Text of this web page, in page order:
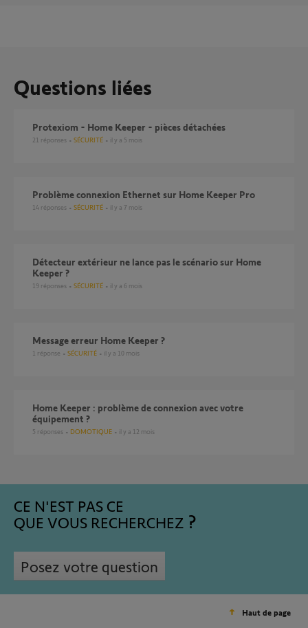
Questions liées
Protexiom - Home Keeper - pièces détachées
21 réponses SÉCURITÉ il y a 5 mois
Problème connexion Ethernet sur Home Keeper Pro
14 réponses SÉCURITÉ il y a 7 mois
Détecteur extérieur ne lance pas le scénario sur Home
Keeper ?
19 réponses SÉCURITÉ il y a 6 mois
Message erreur Home Keeper ?
1 réponse SÉCURITÉ il y a 10 mois
Home Keeper : problème de connexion avec votre
équipement ?
5 réponses DOMOTIQUE il y a 12 mois
CE N'EST PAS CE
QUE VOUS RECHERCHEZ
Posez votre question
Haut de page